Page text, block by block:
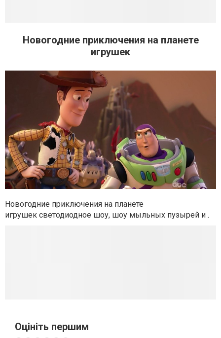
Новогодние приключения на планете
игрушек
Новогодние приключения на планете
игрушек светодиодное шоу, шоу мыльных пузырей и .
Оцініть першим